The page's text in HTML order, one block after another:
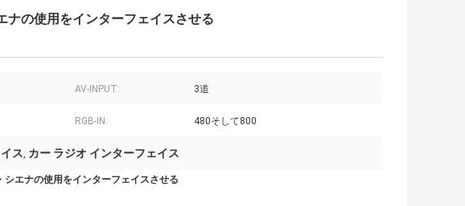
ナの使用をインターフェイスさせる
AV-INPUT: 3道
RGB-IN: 480そして800
ス, カー ラジオ インターフェイス
エナの使用をインターフェイスさせる